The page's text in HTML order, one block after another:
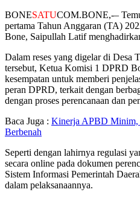
BONESATUCOM.BONE,-–
pertama Tahun Anggaran (TA)
Bone, Saipullah Latif
Dalam reses yang digelar di Desa
tersebut, Ketua Komisi 1 DPRD
kesempatan untuk memberi
peran DPRD, terkait dengan
dengan proses perencanaan dan
Baca Juga : Kinerja APBD Minim,
Berbenah
Seperti dengan lahirnya regulasi
secara online pada dokumen
Sistem Informasi Pemerintah
dalam pelaksanaannya.